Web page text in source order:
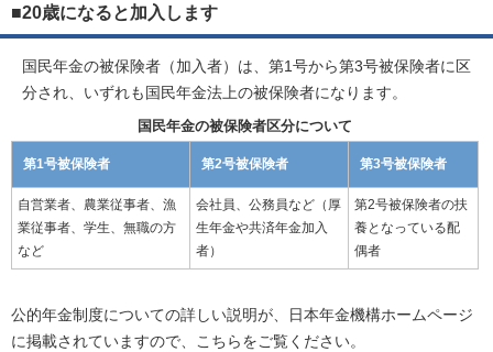
■20歳になると加入します
国民年金の被保険者（加入者）は、第1号から第3号被保険者に区
分され、いずれも国民年金法上の被保険者になります。
国民年金の被保険者区分について
第1号被保険者 第2号被保険者 第3号被保険者
自営業者、農業従事者、漁
業従事者、学生、無職の方
など
会社員、公務員など（厚
生年金や共済年金加入
者）
第2号被保険者の扶
養となっている配
偶者
公的年金制度についての詳しい説明が、日本年金機構ホームページ
に掲載されていますので、こちらをご覧ください。